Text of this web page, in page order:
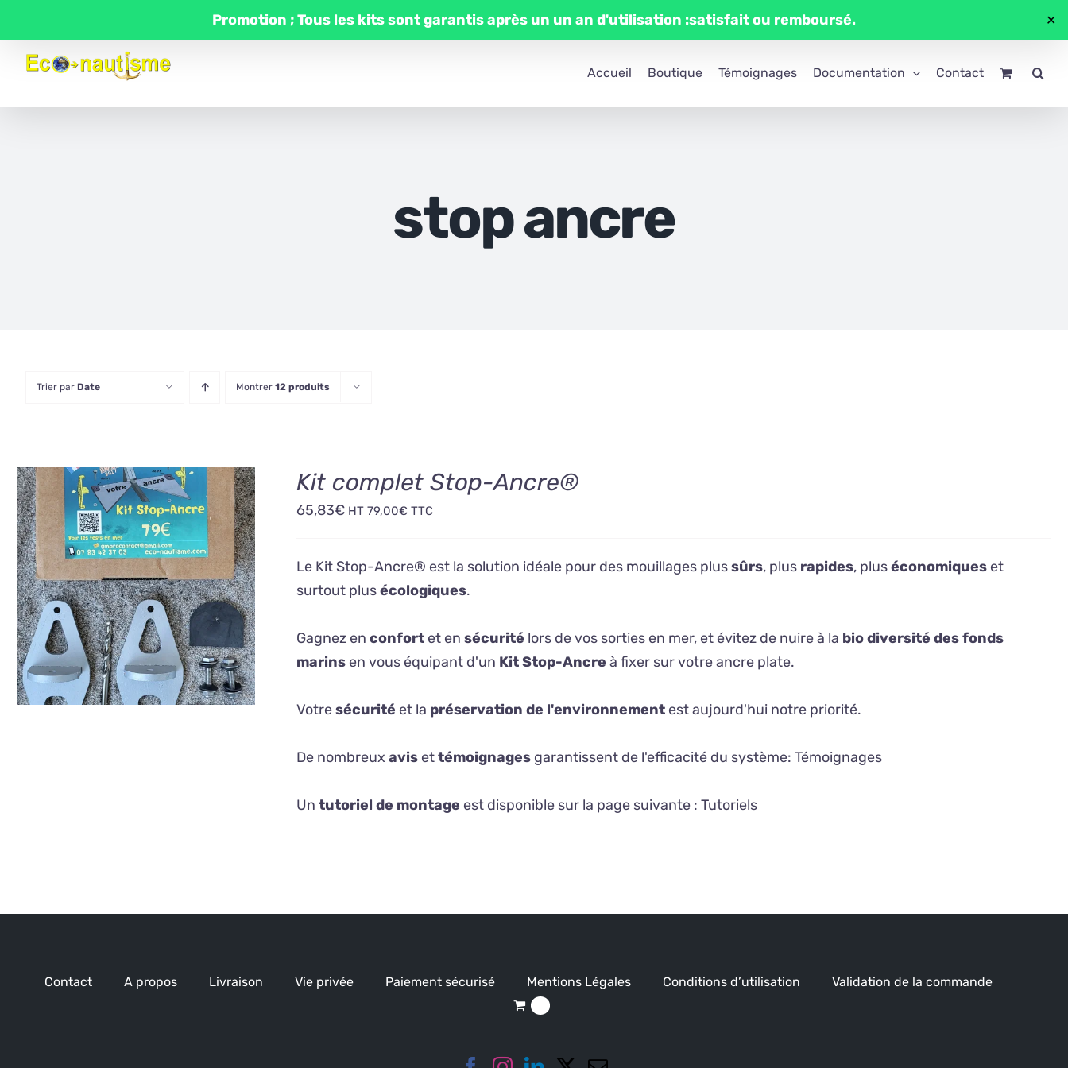
contenu
Promotion ; Tous les kits sont garantis après un un an d'utilisation :satisfait ou remboursé. ✕
Accueil Boutique Témoignages Documentation Contact
stop ancre
Trier par Date Montrer 12 produits
AJOUTER AU PANIER
/
DÉTAILS
Kit complet Stop-Ancre®
65,83€ HT 79,00€ TTC
Le Kit Stop-Ancre® est la solution idéale pour des mouillages plussûrs, plus rapides, pluséconomiques et
surtout plusécologiques.
Gagnez en confort et en sécurité lors de vos sorties en mer, et évitez de nuire à la bio diversité des fonds
marins en vous équipant d'un Kit Stop-Ancre à fixer sur votre ancre plate.
Votresécurité et la préservation de l'environnement est aujourd'hui notre priorité.
De nombreux avis ettémoignages garantissent de l'efficacité du système: Témoignages
Un tutoriel de montage est disponible sur la page suivante : Tutoriels
Contact A propos Livraison Vie privée Paiement sécurisé Mentions Légales Conditions d’utilisation
Validation de la commande